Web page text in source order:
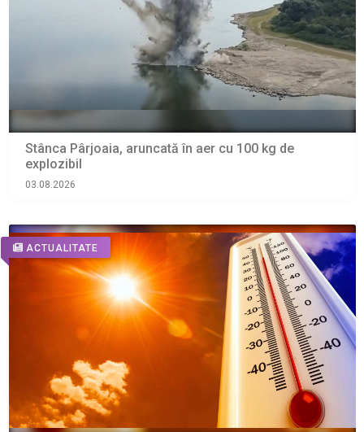
Stânca Pârjoaia, aruncată în aer cu 100 kg de
explozibil
03.08.2026
ACTUALITATE